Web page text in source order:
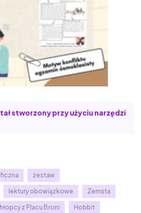
stworzony przy użyciu narzędzi
zestaw
lektury obowiązkowe Zemsta
z Placu Broni Hobbit